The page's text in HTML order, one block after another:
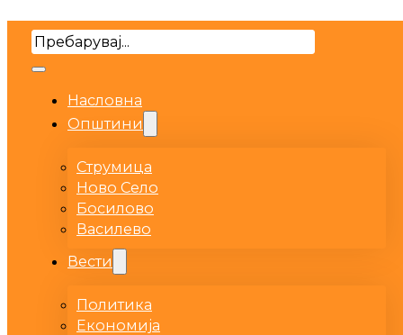
Search
Насловна
Општини
Струмица
Ново Село
Босилово
Василево
Вести
Политика
Економија